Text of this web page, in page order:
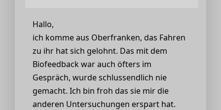
Hallo,
ich komme aus Oberfranken, das Fahren
zu ihr hat sich gelohnt. Das mit dem
Biofeedback war auch öfters im
Gespräch, wurde schlussendlich nie
gemacht. Ich bin froh das sie mir die
anderen Untersuchungen erspart hat.